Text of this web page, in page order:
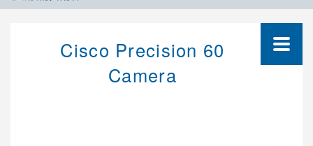
Microsoft Teams 解決方案
Cisco Precision 60
Camera